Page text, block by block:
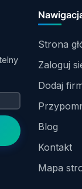
Strona
Zaloguj
Dodaj
Blog
Kontakt
Mapa